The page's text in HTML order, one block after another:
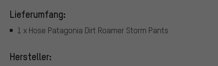
Lieferumfang:
1 x Hose Patagonia Dirt Roamer Storm Pants
Hersteller: